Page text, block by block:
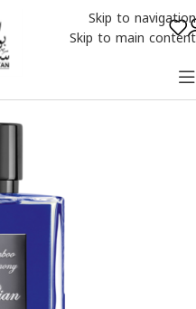
Skip to navigation
Skip to main content